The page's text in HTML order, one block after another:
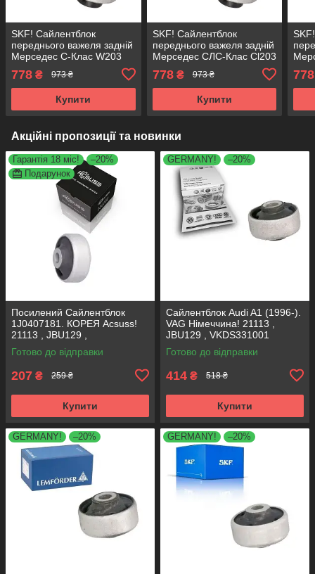
SKF! Сайлентблок
переднього важеля задній
Мерседес C-Клас W203
Німеччина! 25404 ,
JBU620 , VKDS338000
778 ₴ 973 ₴
Купити
SKF! Сайлентблок
переднього важеля задній
Мерседес CЛС-Клас Cl203
Німеччина! 25404 ,
JBU620 , VKDS338000
778₴ 973 ₴
Купити
778
Акційні пропозиції та новинки
Гарантія 18 міс!
–20%
Подарунок
Посилений Сайлентблок
1J0407181. КОРЕЯ Acsuss!
21113 , JBU129 ,
VKDS331001
Готово до відправки
207 ₴ 259 ₴
Купити
GERMANY! –20%
Сайлентблок Audi A1 (1996-).
VAG Німеччина! 21113 ,
JBU129 , VKDS331001
Готово до відправки
414 ₴ 518 ₴
Купити
GERMANY! –20% GERMANY! –20%